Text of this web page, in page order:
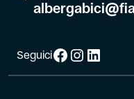
SeguiciFacebook
Instagram
LinkedIn